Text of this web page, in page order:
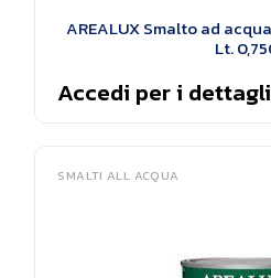
AREALUX Smalto ad
Lt.
Accedi per i dettagli
SMALTI ALL ACQUA